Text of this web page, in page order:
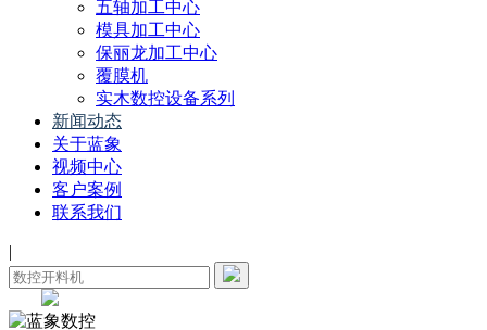
五轴加工中心
模具加工中心
保丽龙加工中心
覆膜机
实木数控设备系列
新闻动态
关于蓝象
视频中心
客户案例
联系我们
|